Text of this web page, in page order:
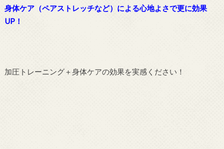
身体ケア（ペアストレッチなど）による心地よさで更に効果
UP！
加圧トレーニング＋身体ケアの効果を実感ください！